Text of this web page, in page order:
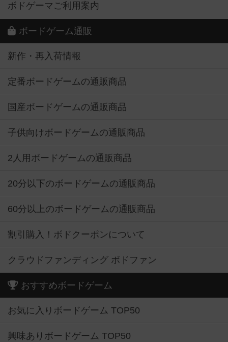
ボドゲーマご利用案内
ボードゲーム通販
新作・再入荷情報
定番ボードゲームの通販商品
国産ボードゲームの通販商品
子供向けボードゲームの通販商品
2人用ボードゲームの通販商品
20分以下のボードゲームの通販商品
60分以上のボードゲームの通販商品
割引購入！ボドクーポンについて
クラウドファンディング ボドファン
おすすめボードゲーム
お気に入りボードゲーム TOP50
興味ありボードゲーム TOP50